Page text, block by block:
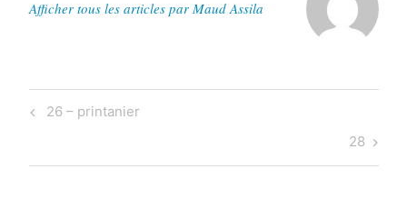
Afficher tous les articles par Maud Assila
Navigation
Previous
26 – printanier
Next
Post
28